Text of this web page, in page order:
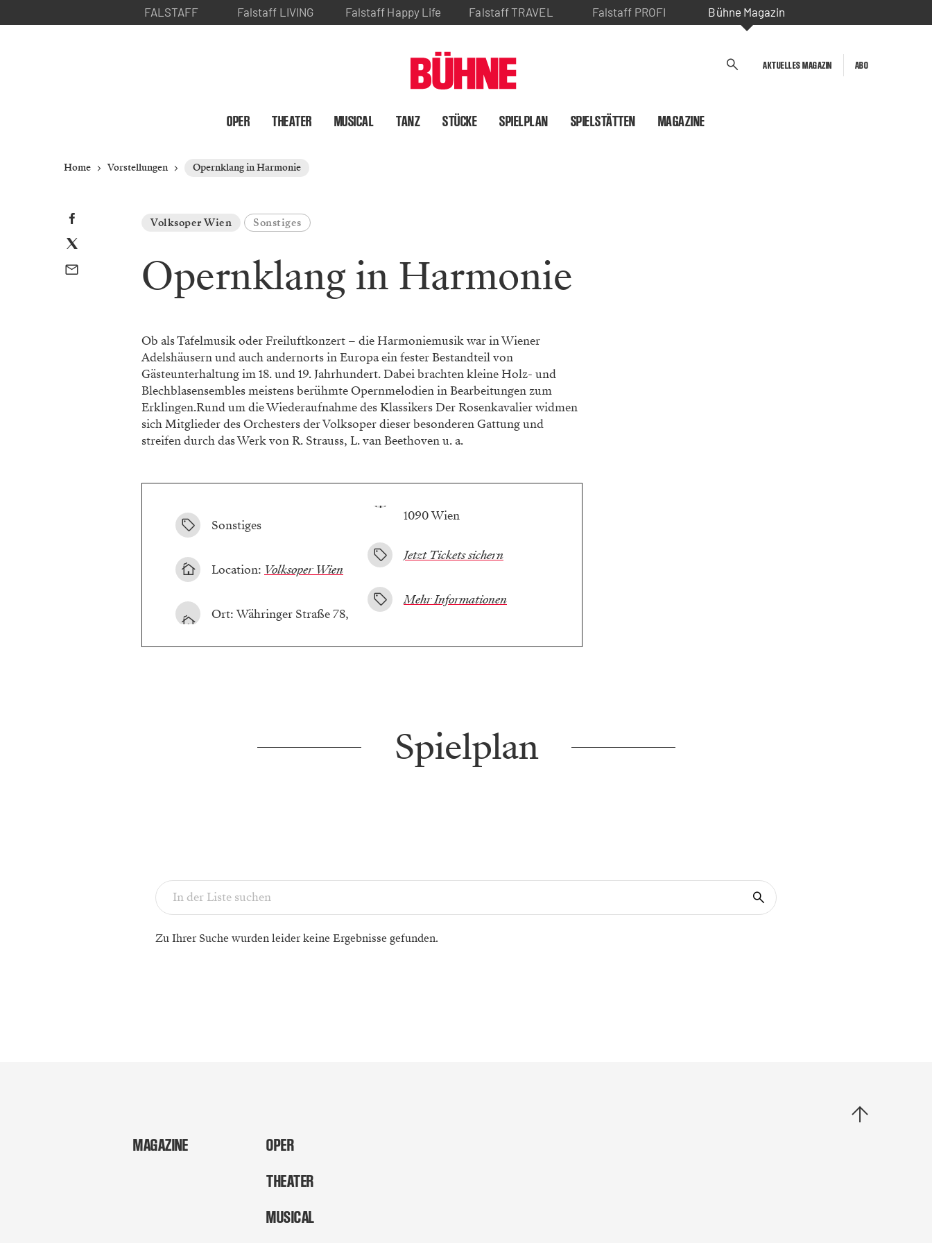
FALSTAFF Falstaff LIVING Falstaff Happy Life Falstaff TRAVEL Falstaff PROFI Bühne Magazin
AKTUELLES MAGAZIN ABO
OPER THEATER MUSICAL TANZ STÜCKE SPIELPLAN SPIELSTÄTTEN MAGAZINE
Home Vorstellungen Opernklang in Harmonie
Volksoper Wien Sonstiges
Opernklang in Harmonie
Ob als Tafelmusik oder Freiluftkonzert – die Harmoniemusik war in Wiener
Adelshäusern und auch andernorts in Europa ein fester Bestandteil von
Gästeunterhaltung im 18. und 19. Jahrhundert. Dabei brachten kleine Holz- und
Blechblasensembles meistens berühmte Opernmelodien in Bearbeitungen zum
Erklingen.Rund um die Wiederaufnahme des Klassikers Der Rosenkavalier widmen
sich Mitglieder des Orchesters der Volksoper dieser besonderen Gattung und
streifen durch das Werk von R. Strauss, L. van Beethoven u. a.
Sonstiges
Location: Volksoper Wien
Ort: Währinger Straße 78,
1090 Wien
Jetzt Tickets sichern
Mehr Informationen
Spielplan
Zu Ihrer Suche wurden leider keine Ergebnisse gefunden.
MAGAZINE
OPER
THEATER
MUSICAL